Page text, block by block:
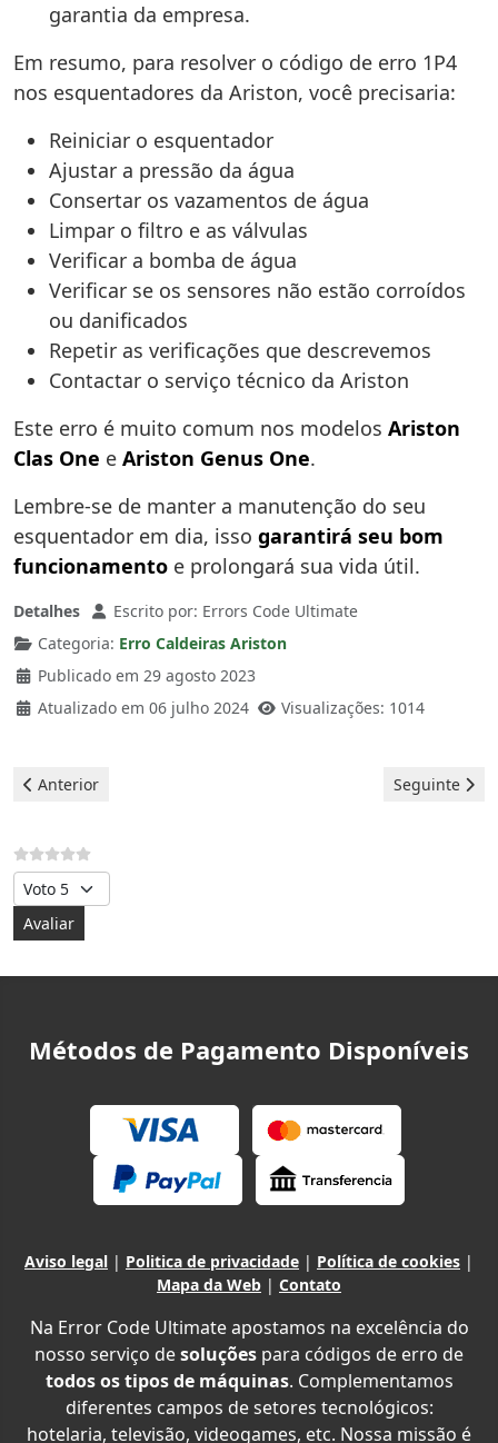
garantia da empresa.
Em resumo, para resolver o código de erro 1P4
nos esquentadores da Ariston, você precisaria:
Reiniciar o esquentador
Ajustar a pressão da água
Consertar os vazamentos de água
Limpar o filtro e as válvulas
Verificar a bomba de água
Verificar se os sensores não estão corroídos
ou danificados
Repetir as verificações que descrevemos
Contactar o serviço técnico da Ariston
Este erro é muito comum nos modelos Ariston
Clas One e Ariston Genus One.
Lembre-se de manter a manutenção do seu
esquentador em dia, isso garantirá seu bom
funcionamento e prolongará sua vida útil.
Detalhes Escrito por: Errors Code Ultimate
Categoria: Erro Caldeiras Ariston
Publicado em 29 agosto 2023
Atualizado em 06 julho 2024
Visualizações: 1014
Artigo anterior: Ariston Caldeiras - erro 3p9
Anterior Artigo
Seguinte
Avalie, por favor
Métodos de Pagamento Disponíveis
Aviso legal | Politica de privacidade | Política de cookies |
Mapa da Web | Contato
Na Error Code Ultimate apostamos na excelência do
nosso serviço desoluções para códigos de erro de
todos os tipos de máquinas. Complementamos
diferentes campos de setores tecnológicos:
hotelaria, televisão, videogames, etc. Nossa missão é